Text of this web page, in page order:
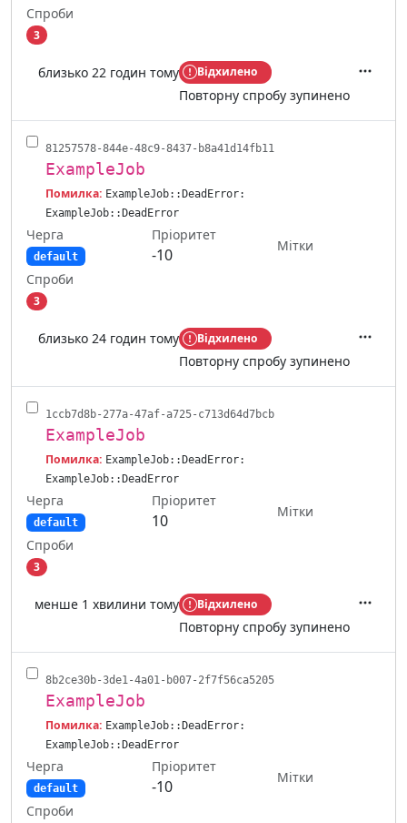
Спроби
3
близько 22 годин тому Відхилено
Повторну спробу зупинено
81257578-844e-48c9-8437-b8a41d14fb11
ExampleJob
Помилка: ExampleJob::DeadError:
ExampleJob::DeadError
Черга
default
Пріоритет
-10
Мітки
Спроби
3
близько 24 годин тому Відхилено
Повторну спробу зупинено
1ccb7d8b-277a-47af-a725-c713d64d7bcb
ExampleJob
Помилка: ExampleJob::DeadError:
ExampleJob::DeadError
Черга
default
Пріоритет
10
Мітки
Спроби
3
менше 1 хвилини тому Відхилено
Повторну спробу зупинено
8b2ce30b-3de1-4a01-b007-2f7f56ca5205
ExampleJob
Помилка: ExampleJob::DeadError:
ExampleJob::DeadError
Черга
default
Пріоритет
-10
Мітки
Спроби